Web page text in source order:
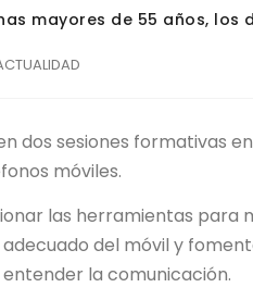
mayores de 55 años, los
dos sesiones formativas
móviles.
las herramientas para
adecuado del móvil y
la comunicación.